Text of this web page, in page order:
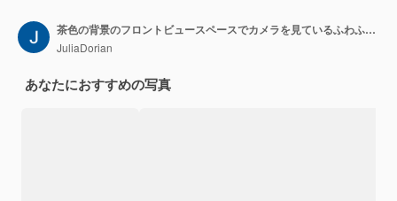
茶色の背景のフロントビュースペースでカメラを見ているふわふわした白いタビー猫
JuliaDorian
あなたにおすすめの写真